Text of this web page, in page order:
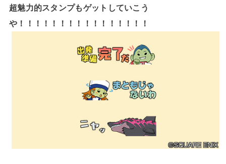
超魅力的スタンプもゲットしていこう
や！！！！！！！！！！！！！！！！